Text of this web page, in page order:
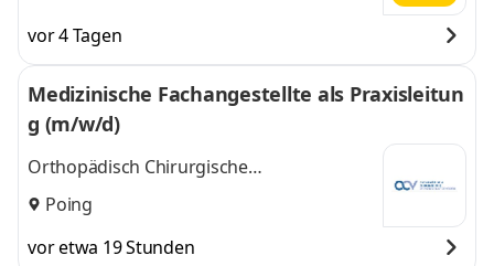
vor 4 Tagen
Medizinische Fachangestellte als Praxisleitun
g (m/w/d)
Orthopädisch Chirurgische
Versorgungszentren
Poing
vor etwa 19 Stunden